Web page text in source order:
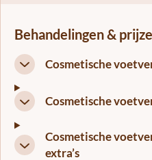
Behandelingen &
Cosmetische
Cosmetische
Cosmetische
extra’s